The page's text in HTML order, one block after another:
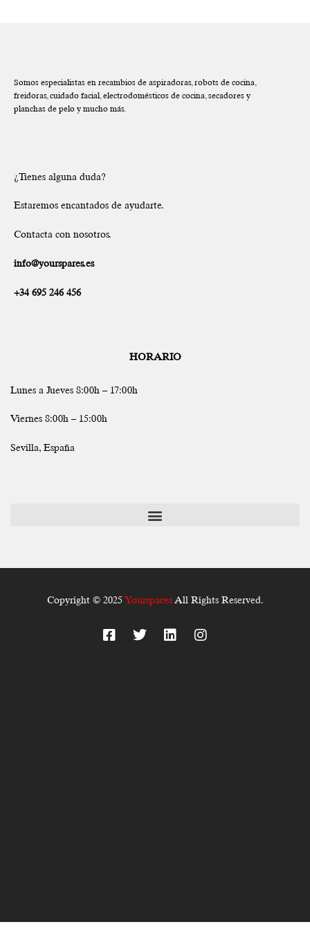
Somos especialistas en recambios de aspiradoras, robots de cocina,
freidoras, cuidado facial, electrodomésticos de cocina, secadores y
planchas de pelo y mucho más.
¿Tienes alguna duda?
Estaremos encantados de ayudarte.
Contacta con nosotros.
info@yourspares.es
+34 695 246 456
HORARIO
Lunes a Jueves 8:00h – 17:00h
Viernes 8:00h – 15:00h
Sevilla, España
Copyright © 2025 Yourspaces All Rights Reserved.